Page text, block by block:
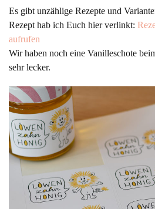
Es gibt unzählige Rezepte und
Rezept hab ich Euch hier verlinkt:
aufrufen
Wir haben noch eine Vanilleschote
sehr lecker.